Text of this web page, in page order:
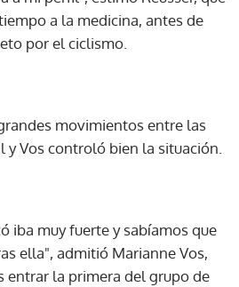
a la medicina, antes de
por el ciclismo.
movimientos entre las
Vos controló bien la situación.
iba muy fuerte y sabíamos que
ella", admitió Marianne Vos,
entrar la primera del grupo de